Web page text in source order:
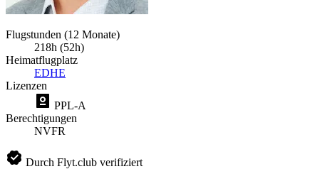
Flugstunden (12 Monate)
218h (52h)
Heimatflugplatz
EDHE
Lizenzen
PPL-A
Berechtigungen
NVFR
Durch Flyt.club verifiziert